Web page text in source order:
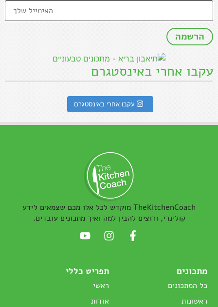
עקבו אחרי באינסטגרם
עקבו אחרי באינסטגרם
TheKitchenCoach מוקדש לכל אלו מכם שצמאים לידע
קולינרי, ורוצים להבין למה ואיך מתכונים עובדים.
מתכונים
כל המתכונים
ראשונות
תפריט כללי
ראשי
אודות